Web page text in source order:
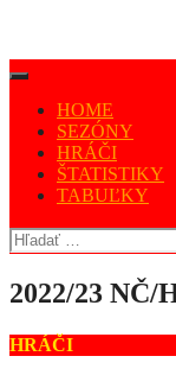
HOME
SEZÓNY
HRÁČI
ŠTATISTIKY
TABUĽKY
2022/23 NČ/
HRÁČI